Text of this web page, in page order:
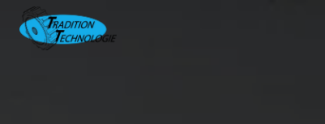
Panneau de gestion des cookies